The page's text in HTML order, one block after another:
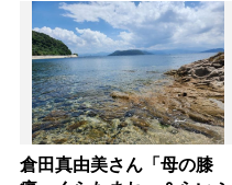
倉田真由美さん「母の膝